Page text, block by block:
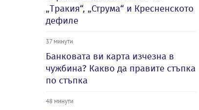
„Тракия“, „Струма“ и Кресненското
дефиле
37 минути
Банковата ви карта изчезна в
чужбина? Какво да правите стъпка
по стъпка
48 минути